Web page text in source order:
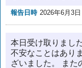
報告日時 2026年6月3
本日受け取りまし
不安なことはあり
ざいました。 また